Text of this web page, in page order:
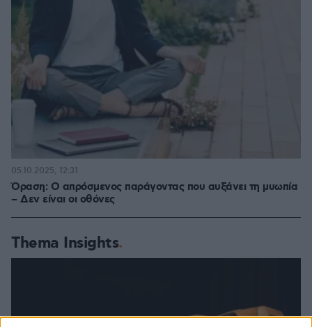
Όραση: Ο απρόσμενος παράγοντας που αυξάνει τη μυωπία
– Δεν είναι οι οθόνες
05.10.2025, 12:31
Thema Insights